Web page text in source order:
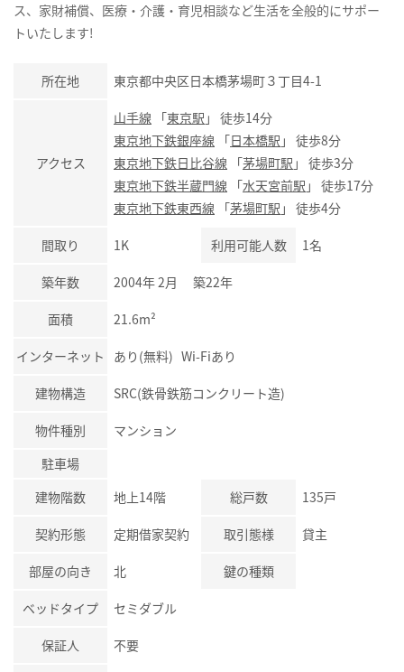
ス、家財補償、医療・介護・育児相談など生活を全般的にサポー
トいたします!
所在地 東京都中央区日本橋茅場町３丁目4-1
アクセス
山手線 「東京駅 」 徒歩14分
東京地下鉄銀座線 「日本橋駅 」 徒歩8分
東京地下鉄日比谷線 「茅場町駅 」 徒歩3分
東京地下鉄半蔵門線 「水天宮前駅 」 徒歩17分
東京地下鉄東西線 「茅場町駅 」 徒歩4分
間取り 1K 利用可能人数 1名
築年数 2004年 2月 築22年
面積 21.6m²
インターネット あり(無料) Wi-Fiあり
建物構造 SRC(鉄骨鉄筋コンクリート造)
物件種別
マンション
駐車場
建物階数
地上14階 総戸数 135戸
契約形態 定期借家契約 取引態様 貸主
部屋の向き 北 鍵の種類
ベッドタイプ セミダブル
保証人 不要